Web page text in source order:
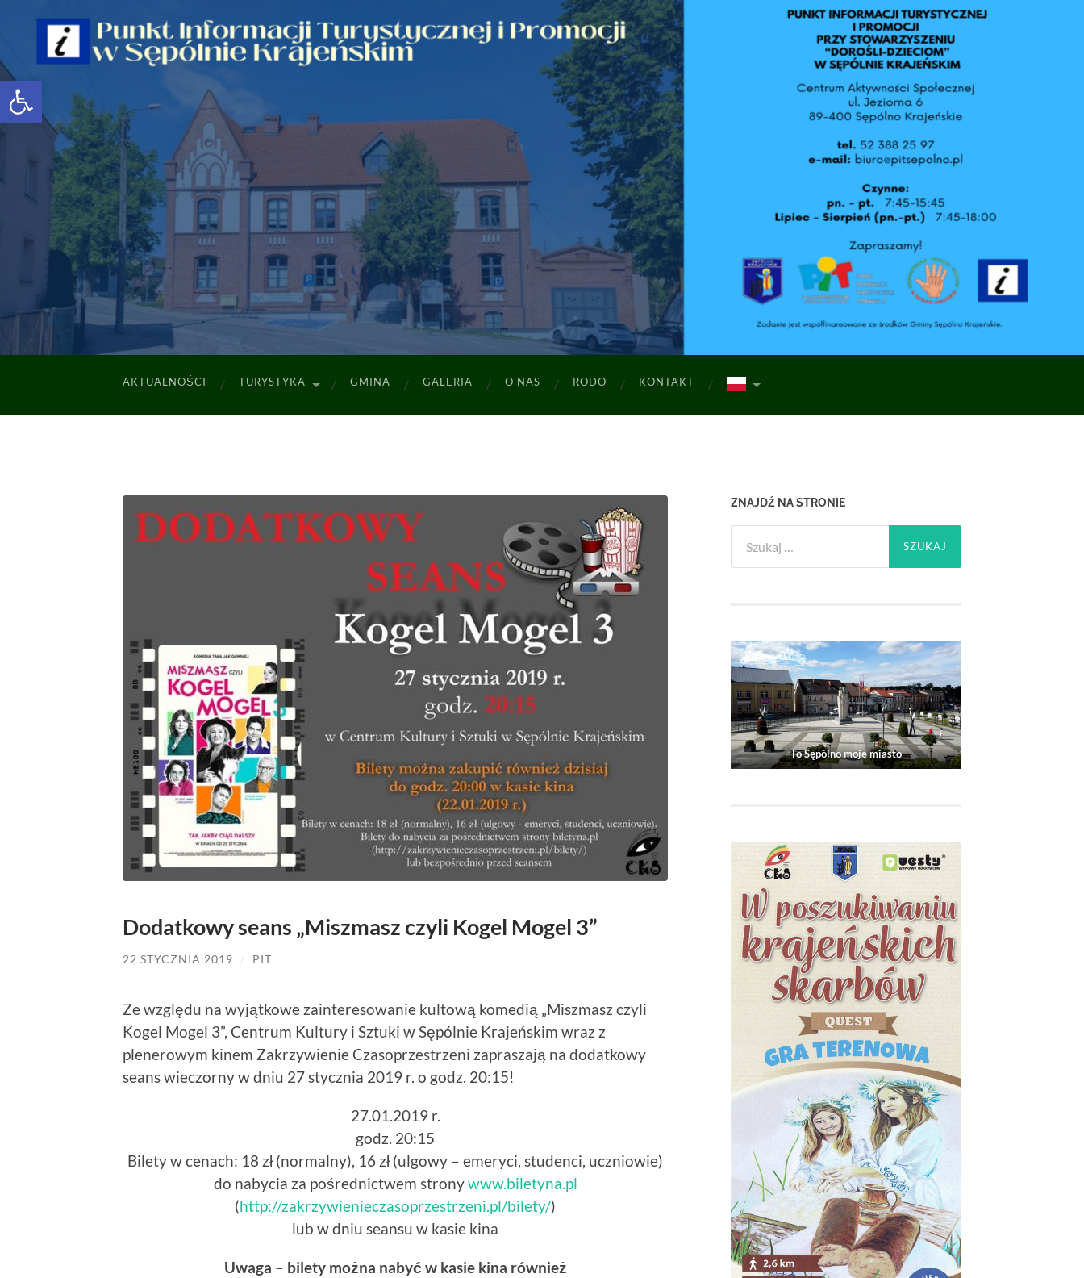
Open toolbar
AKTUALNOŚCI TURYSTYKA GMINA GALERIA O NAS RODO KONTAKT
Dodatkowy seans „Miszmasz czyli Kogel Mogel 3”
22 STYCZNIA 2019 / PIT
Ze względu na wyjątkowe zainteresowanie kultową komedią „Miszmasz czyli
Kogel Mogel 3”, Centrum Kultury i Sztuki w Sępólnie Krajeńskim wraz z
plenerowym kinem Zakrzywienie Czasoprzestrzeni zapraszają na dodatkowy
seans wieczorny w dniu 27 stycznia 2019 r. o godz. 20:15!
27.01.2019 r.
godz. 20:15
Bilety w cenach: 18 zł (normalny), 16 zł (ulgowy – emeryci, studenci, uczniowie)
do nabycia za pośrednictwem stronywww.biletyna.pl
(http://zakrzywienieczasoprzestrzeni.pl/bilety/)
lub w dniu seansu w kasie kina
Uwaga – bilety można nabyć w kasie kina również
ZNAJDŹ NA STRONIE
To Sępólno moje miasto